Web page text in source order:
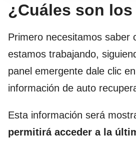
¿Cuáles son
Primero necesitamos saber
estamos trabajando,
panel emergente dale clic
información de auto
Esta información será
permitirá acceder a la